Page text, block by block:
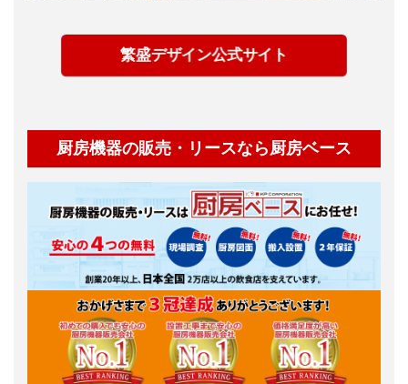
繁盛デザイン公式サイト
厨房機器の販売・リースなら厨房ベース